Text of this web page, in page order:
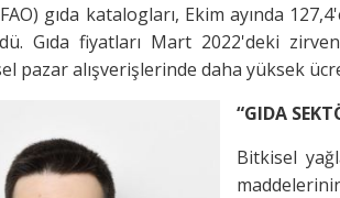
gıda katalogları, Ekim ayında
Gıda fiyatları Mart 2022'deki
pazar alışverişlerinde daha yüksek
“GIDA
Bitkisel